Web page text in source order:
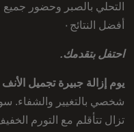
التحلي بالصبر وحضور
أفضل النتائج٠
احتفل بتقدمك.
يوم إزالة جبيرة تجميل الأنف
شخصي بالتغيير والشفاء.
تزال تتأقلم مع التورم